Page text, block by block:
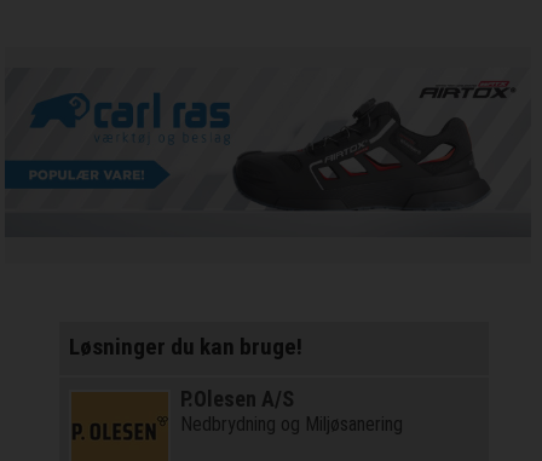
Løsninger du kan bruge!
P.Olesen A/S
Nedbrydning og Miljøsanering